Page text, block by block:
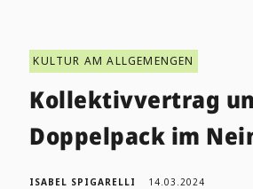
KULTUR AM ALLGEMENGEN
Kollektivvertrag
Doppelpack im
ISABEL SPIGARELLI 14.03.2024